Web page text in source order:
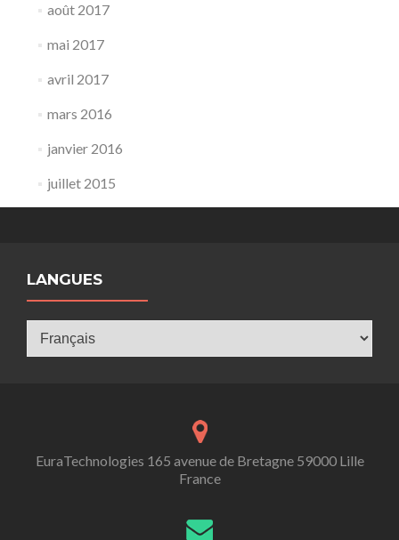
août 2017
mai 2017
avril 2017
mars 2016
janvier 2016
juillet 2015
LANGUES
EuraTechnologies 165 avenue de Bretagne 59000 Lille
France